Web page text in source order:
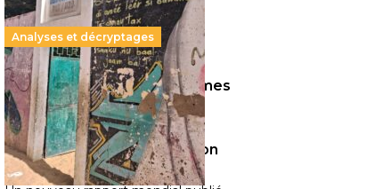
Analyses et décryptages
258 millions d’enfants victimes
de la guerre, des chocs
climatiques et des
déplacements de population
11 juillet 2026 -National